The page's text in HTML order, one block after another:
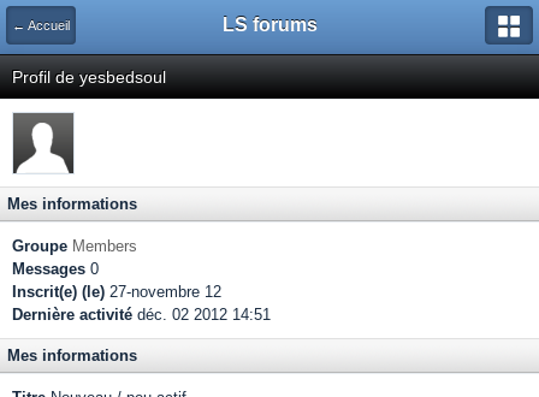
← Accueil LS forums
Profil de yesbedsoul
Mes informations
Groupe Members
Messages 0
Inscrit(e) (le) 27-novembre 12
Dernière activité déc. 02 2012 14:51
Mes informations